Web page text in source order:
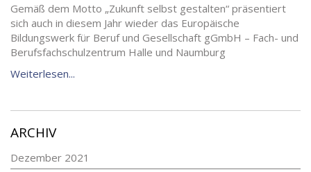
Gemäß dem Motto „Zukunft selbst gestalten“ präsentiert
sich auch in diesem Jahr wieder das Europäische
Bildungswerk für Beruf und Gesellschaft gGmbH – Fach- und
Berufsfachschulzentrum Halle und Naumburg
Weiterlesen...
ARCHIV
Dezember 2021